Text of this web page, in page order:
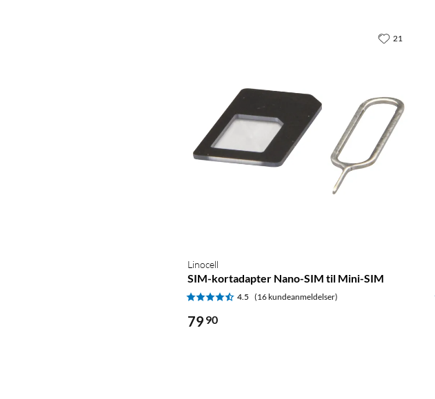
Linocell
SIM-kortadapter Nano-SIM til Mini-SIM
4.5 (16 kundeanmeldelser)
79 90
21